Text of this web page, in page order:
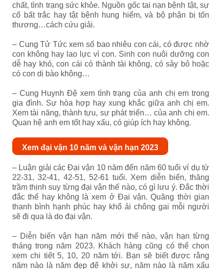
chất, tình trạng sức khỏe. Nguồn gốc tai nạn bệnh tật, sự
cố bất trắc hay tật bệnh hung hiểm, và bộ phận bị tốn
thương…cách cứu giải.
– Cung Tử Tức xem số bao nhiêu con cái, có được nhờ
con không hay lao lực vì con. Sinh con nuôi dưỡng con
dễ hay khó, con cái có thành tài không, có sảy bỏ hoặc
có con dị bào không…
– Cung Huynh Đệ xem tình trạng của anh chị em trong
gia đình. Sự hòa hợp hay xung khắc giữa anh chị em.
Xem tài năng, thành tựu, sự phát triển… của anh chị em.
Quan hệ anh em tốt hay xấu, có giúp ích hay không.
Xem đại vận 10 năm và vận hạn 2023
– Luận giải các Đại vận 10 năm đến năm 60 tuổi ví dụ từ
22-31, 32-41, 42-51, 52-61 tuổi. Xem diễn biến, thăng
trầm thịnh suy từng đại vận thế nào, có gì lưu ý. Đắc thời
đắc thế hay không là xem ở Đại vận. Quãng thời gian
thanh bình hạnh phúc hay khổ ải chông gai mỗi người
sẽ đi qua là do đại vận.
– Diễn biến vận hạn năm mới thế nào, vận hạn từng
tháng trong năm 2023. Khách hàng cũng có thể chọn
xem chi tiết 5, 10, 20 năm tới. Bạn sẽ biết được rằng
năm nào là năm đẹp để khởi sự, năm nào là năm xấu